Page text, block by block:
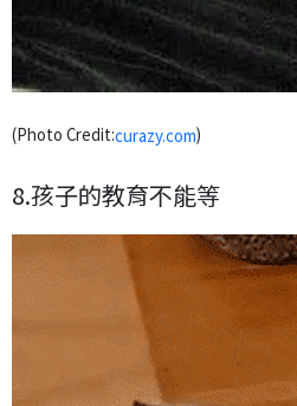
(Photo Credit:curazy.com)
8.孩子的教育不能等